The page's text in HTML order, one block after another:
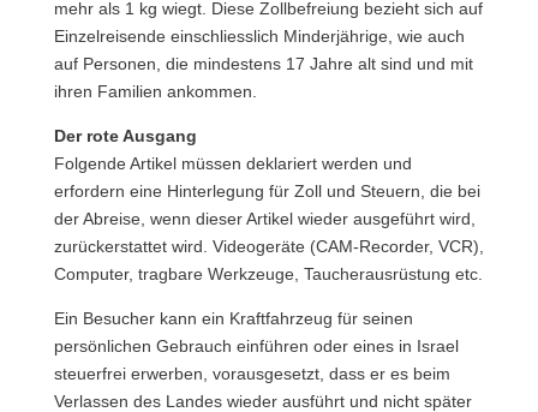
mehr als 1 kg wiegt. Diese Zollbefreiung bezieht sich auf
Einzelreisende einschliesslich Minderjährige, wie auch
auf Personen, die mindestens 17 Jahre alt sind und mit
ihren Familien ankommen.
Der rote Ausgang
Folgende Artikel müssen deklariert werden und
erfordern eine Hinterlegung für Zoll und Steuern, die bei
der Abreise, wenn dieser Artikel wieder ausgeführt wird,
zurückerstattet wird. Videogeräte (CAM-Recorder, VCR),
Computer, tragbare Werkzeuge, Taucherausrüstung etc.
Ein Besucher kann ein Kraftfahrzeug für seinen
persönlichen Gebrauch einführen oder eines in Israel
steuerfrei erwerben, vorausgesetzt, dass er es beim
Verlassen des Landes wieder ausführt und nicht später